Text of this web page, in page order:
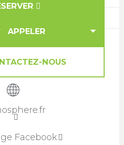
APPELER
NOUS
Facebook